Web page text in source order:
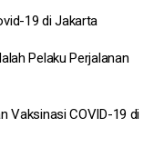
19 di Jakarta
Pelaku Perjalanan
Vaksinasi COVID-19 di